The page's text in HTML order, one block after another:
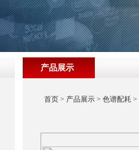
产品展示
首页> 产品展示> 色谱配耗>